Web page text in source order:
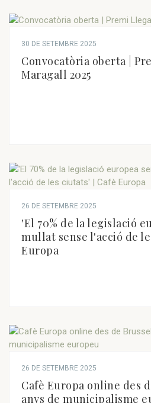
30 DE SETEMBRE 2025
Convocatòria oberta |
Maragall 2025
26 DE SETEMBRE 2025
'El 70% de la legislació
mullat sense l'acció de
Europa
26 DE SETEMBRE 2025
Cafè Europa online des
anys de municipalisme